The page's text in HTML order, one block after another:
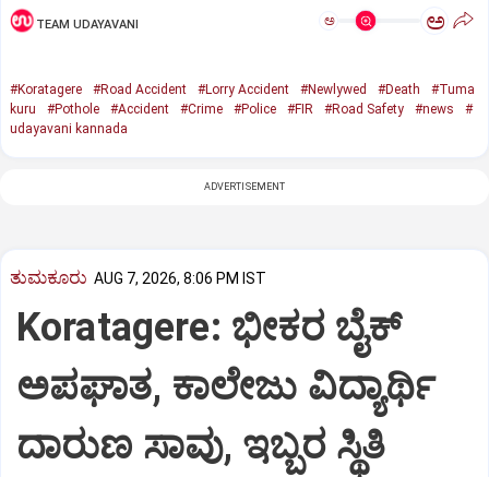
TEAM UDAYAVANI ಅ ಅ
#Koratagere #Road Accident #Lorry Accident #Newlywed #Death
#Tuma
kuru
#Pothole #Accident #Crime #Police #FIR #Road Safety #news
#
udayavani kannada
ADVERTISEMENT
ತುಮಕೂರು AUG 7, 2026, 8:06 PM IST
Koratagere: ಭೀಕರ ಬೈಕ್
ಅಪಘಾತ, ಕಾಲೇಜು ವಿದ್ಯಾರ್ಥಿ
ದಾರುಣ ಸಾವು, ಇಬ್ಬರ ಸ್ಥಿತಿ